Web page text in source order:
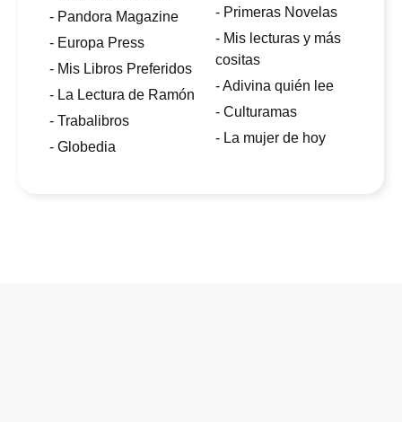
- Pandora Magazine
- Europa Press
- Mis Libros Preferidos
- La Lectura de Ramón
- Trabalibros
- Globedia
- Primeras Novelas
- Mis lecturas y más
cositas
- Adivina quién lee
- Culturamas
- La mujer de hoy